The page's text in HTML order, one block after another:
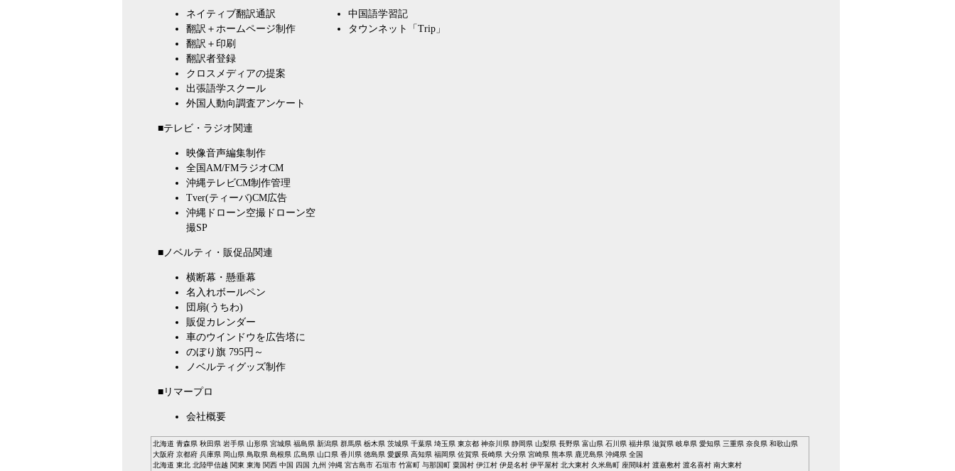
ネイティブ翻訳通訳
翻訳＋ホームページ制作
翻訳＋印刷
翻訳者登録
クロスメディアの提案
出張語学スクール
外国人動向調査アンケート
■テレビ・ラジオ関連
映像音声編集制作
全国AM/FMラジオCM
沖縄テレビCM制作管理
Tver(ティーバ)CM広告
沖縄ドローン空撮 ドローン空
撮SP
■ノベルティ・販促品関連
横断幕・懸垂幕
名入れボールペン
団扇(うちわ)
販促カレンダー
車のウインドウを広告塔に
のぼり旗 795円～
ノベルティグッズ制作
■リマープロ
会社概要
中国語学習記
タウンネット「Trip」
北海道 青森県 秋田県 岩手県 山形県 宮城県 福島県 新潟県 群馬県 栃木県 茨城県 千葉県 埼玉県 東京都 神奈川県 静岡県 山梨県 長野県 富山県 石川県 福井県 滋賀県 岐阜県 愛知県 三重県 奈良県 和歌山県
大阪府 京都府 兵庫県 岡山県 鳥取県 島根県 広島県 山口県 香川県 徳島県 愛媛県 高知県 福岡県 佐賀県 長崎県 大分県 宮崎県 熊本県 鹿児島県 沖縄県 全国
北海道 東北 北陸甲信越 関東 東海 関西 中国 四国 九州 沖縄 宮古島市 石垣市 竹富町 与那国町 粟国村 伊江村 伊是名村 伊平屋村 北大東村 久米島町 座間味村 渡嘉敷村 渡名喜村 南大東村